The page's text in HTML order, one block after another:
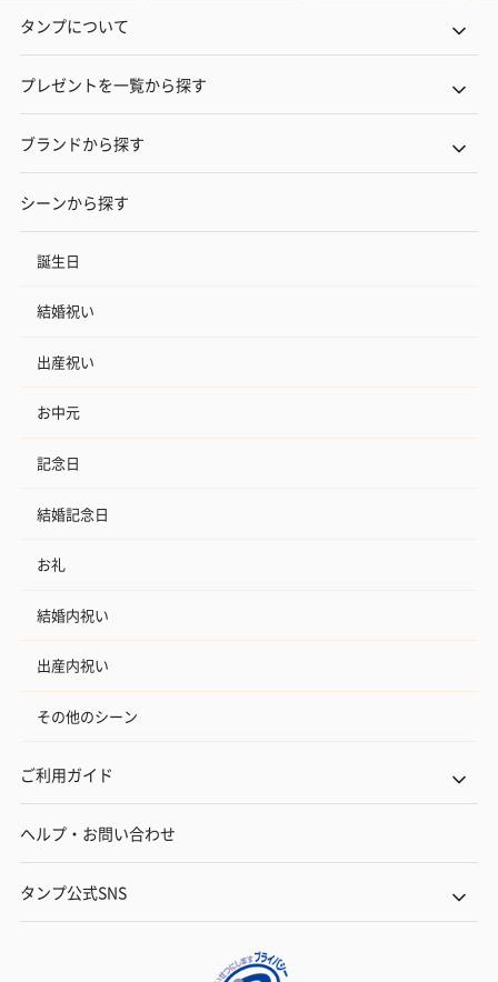
タンプについて
プレゼントを一覧から探す
ブランドから探す
シーンから探す
誕生日
結婚祝い
出産祝い
お中元
記念日
結婚記念日
お礼
結婚内祝い
出産内祝い
その他のシーン
ご利用ガイド
ヘルプ・お問い合わせ
タンプ公式SNS